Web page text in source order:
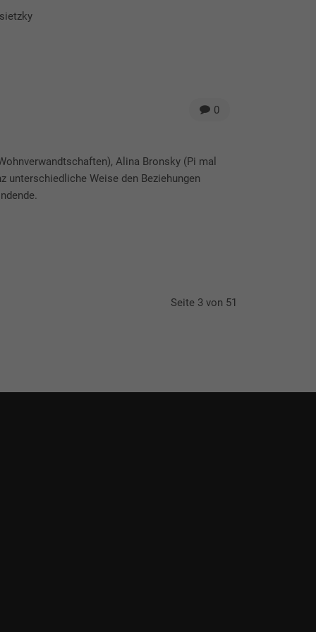
0
Alina Bronsky (Pi mal
unterschiedliche Weise den Beziehungen
Seite 3 von 51